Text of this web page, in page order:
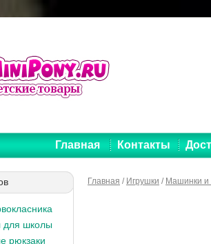
Главная Контакты
для школы
рюкзаки
Главная / Игрушки / Машинки и